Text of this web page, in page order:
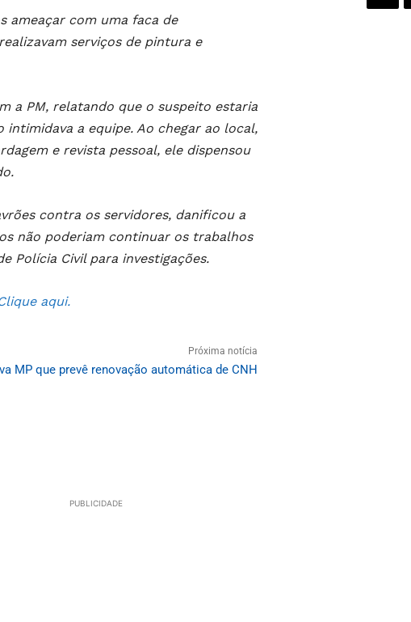
ameaçar com uma faca de
serviços de pintura e
a PM, relatando que o suspeito estaria
a equipe. Ao chegar ao local,
e revista pessoal, ele dispensou
contra os servidores, danificou a
não poderiam continuar os trabalhos
Polícia Civil para investigações.
aqui.
Próxima notícia
MP que prevê renovação automática de CNH
PUBLICIDADE